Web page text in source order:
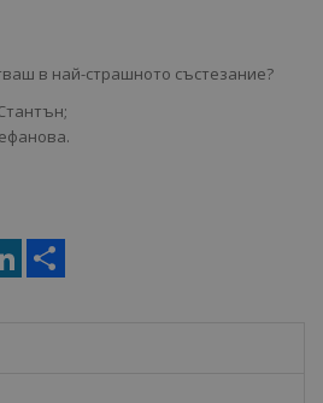
в най-страшното състезание?
LinkedIn